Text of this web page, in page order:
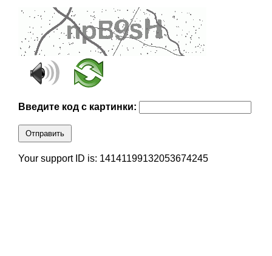
Введите код с картинки:
Отправить
Your support ID is: 14141199132053674245